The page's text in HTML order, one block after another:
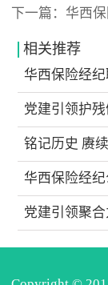
下一篇： 华西保
相关推荐
华西保险经
教育馆开展“
党建引领护
纪公司开展
铭记历史 赓
国主义观影
华西保险经
工作会，共
党建引领聚
询公司联合